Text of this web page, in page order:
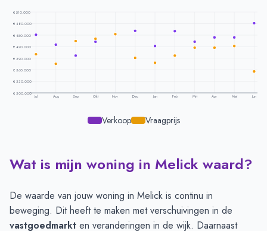
€ 510.000
€ 480.000
€ 450.000
€ 420.000
€ 390.000
€ 360.000
€ 330.000
€ 300.000
Jul Aug Sep Okt Nov Dec Jan Feb Mrt Apr Mei Jun
Verkoop Vraagprijs
Prijsontwikkeling per maand -Melick
Vraagprijs
Verkoopprijs
Juli
€ 400.675€ 451.182
Augustus
€ 375.150 € 425.349
September€ 434.281 € 396.786
Wat is mijn woning in Melick waard?
De waarde van jouw woning in Melick is continu in
beweging. Dit heeft te maken met verschuivingen in de
vastgoedmarkt en veranderingen in de wijk. Daarnaast